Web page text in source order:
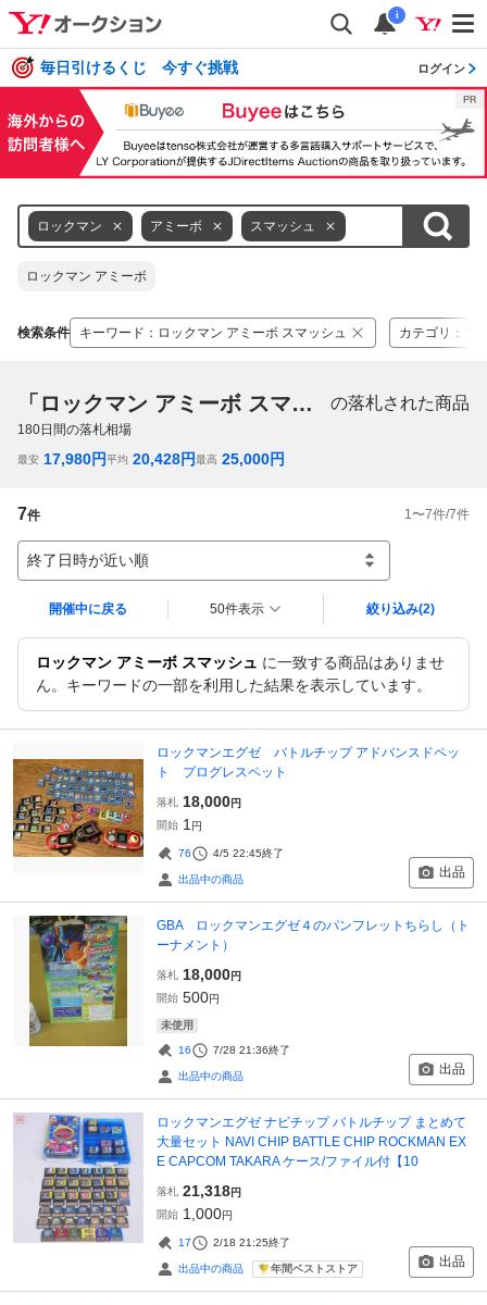
i
毎日引けるくじ 今すぐ挑戦 ログイン
ロックマン アミーボ スマッシュ
ロックマン アミーボ
検索条件 キーワード ： ロックマン アミーボ スマッシュ カテゴリ ：
「ロックマン アミーボ スマッシュ」 の落札された商品
180日間の落札相場
最安 17,980円平均 20,428円最高 25,000円
7件 1 〜7件/7件
終了日時が近い順
開催中に戻る 50件表示 絞り込み(2)
ロックマン アミーボ スマッシュ に一致する商品はありませ
ん。キーワードの一部を利用した結果を表示しています。
ロックマンエグゼ バトルチップ アドバンスドペッ
ト プログレスペット
落札 18,000円
開始 1 円
76 4/5 22:45終了
出品中の商品 出品
GBA ロックマンエグゼ４のパンフレットちらし（ト
ーナメント）
落札 18,000円
開始 500円
未使用
16 7/28 21:36終了
出品中の商品 出品
ロックマンエグゼ ナビチップ バトルチップ まとめて
大量セット NAVI CHIP BATTLE CHIP ROCKMAN EX
E CAPCOM TAKARA ケース/ファイル付【10
落札 21,318円
開始 1,000円
17 2/18 21:25終了
出品中の商品 年間ベストストア 出品